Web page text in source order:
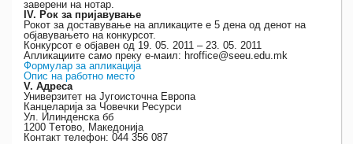
заверени на нотар.
IV. Рок за пријавување
Рокот за доставување на апликаците е 5 дена од денот на
објавувањето на конкурсот.
Конкурсот е објавен од 19. 05. 2011 – 23. 05. 2011
Апликациите само преку е-маил: hroffice@seeu.edu.mk
Формулар за апликација
Опис на работно место
V. Адреса
Универзитет на Југоисточна Европа
Канцеларија за Човечки Ресурси
Ул. Илинденска бб
1200 Tетово, Македонија
Контакт телефон: 044 356 087